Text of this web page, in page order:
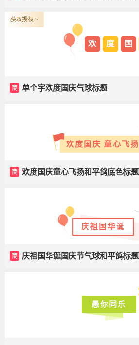
欢 度 国
商 单个字欢度国庆气球标题
获取授权 >
欢度国庆 童心飞扬
商 欢度国庆童心飞扬和平鸽底色标题
庆祖国华诞
商 庆祖国华诞国庆节气球和平鸽标题
愚你同乐